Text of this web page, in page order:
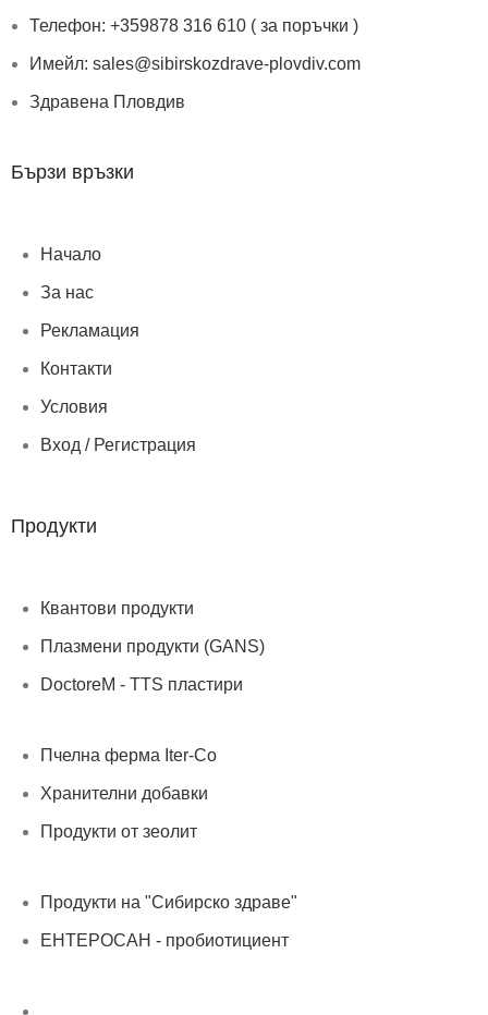
Телефон: +359878 316 610 ( за поръчки )
Имейл: sales@sibirskozdrave-plovdiv.com
Здравена Пловдив
Бързи връзки
Начало
За нас
Рекламация
Контакти
Условия
Вход / Регистрация
Продукти
Квантови продукти
Плазмени продукти (GANS)
DoctoreM - TTS пластири
Пчелна ферма Iter-Co
Хранителни добавки
Продукти от зеолит
Продукти на "Сибирско здраве"
ЕНТЕРОСАН - пробиотициент